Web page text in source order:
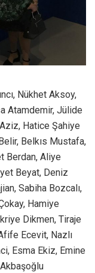
Nükhet Aksoy,
Atamdemir, Jülide
Hatice Şahiye
Belkıs Mustafa,
Berdan, Aliye
Beyat, Deniz
Sabiha Bozcalı,
Hamiye
Dikmen, Tiraje
Ecevit, Nazlı
Esma Ekiz, Emine